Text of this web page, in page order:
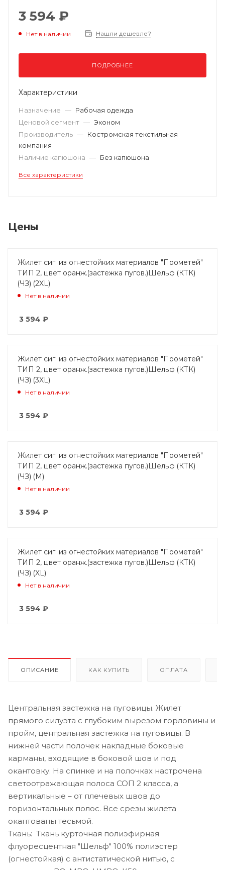
3 594 ₽
Нет в наличии Нашли дешевле?
ПОДРОБНЕЕ
Характеристики
Назначение — Рабочая одежда
Ценовой сегмент — Эконом
Производитель — Костромская текстильная
компания
Наличие капюшона — Без капюшона
Все характеристики
Цены
Жилет сиг. из огнестойких материалов "Прометей"
ТИП 2, цвет оранж.(застежка пугов.)Шельф (КТК)
(ЧЗ) (2XL)
Нет в наличии
3 594 ₽
Жилет сиг. из огнестойких материалов "Прометей"
ТИП 2, цвет оранж.(застежка пугов.)Шельф (КТК)
(ЧЗ) (3XL)
Нет в наличии
3 594 ₽
Жилет сиг. из огнестойких материалов "Прометей"
ТИП 2, цвет оранж.(застежка пугов.)Шельф (КТК)
(ЧЗ) (M)
Нет в наличии
3 594 ₽
Жилет сиг. из огнестойких материалов "Прометей"
ТИП 2, цвет оранж.(застежка пугов.)Шельф (КТК)
(ЧЗ) (XL)
Нет в наличии
3 594 ₽
ОПИСАНИЕ КАК КУПИТЬ ОПЛАТА
Центральная застежка на пуговицы. Жилет
прямого силуэта с глубоким вырезом горловины и
пройм, центральная застежка на пуговицы. В
нижней части полочек накладные боковые
карманы, входящие в боковой шов и под
окантовку. На спинке и на полочках настрочена
светоотражающая полоса СОП 2 класса, а
вертикальные – от плечевых швов до
горизонтальных полос. Все срезы жилета
окантованы тесьмой.
Ткань: Ткань курточная полиэфирная
флуоресцентная "Шельф" 100% полиэстер
(огнестойкая) с антистатической нитью, с